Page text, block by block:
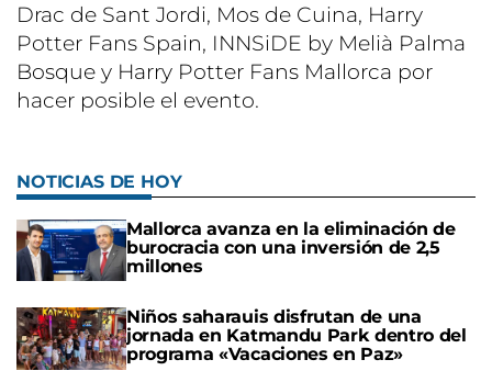
Drac de Sant Jordi, Mos de Cuina, Harry
Potter Fans Spain, INNSiDE by Melià Palma
Bosque y Harry Potter Fans Mallorca por
hacer posible el evento.
NOTICIAS DE HOY
Mallorca avanza en la eliminación de
burocracia con una inversión de 2,5
millones
Niños saharauis disfrutan de una
jornada en Katmandu Park dentro del
programa «Vacaciones en Paz»